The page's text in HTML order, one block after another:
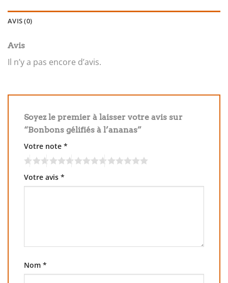
AVIS (0)
Avis
Il n’y a pas encore d’avis.
Soyez le premier à laisser votre avis sur
“Bonbons gélifiés à l’ananas”
Votre note *
Votre avis *
Nom *